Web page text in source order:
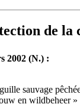
de la
2002 (N.) :
sauvage
en wildbeheer